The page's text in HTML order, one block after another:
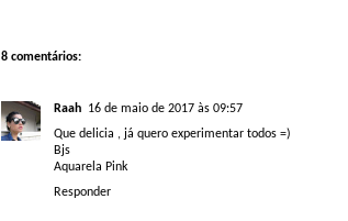
8 comentários:
Raah 16 de maio de 2017 às 09:57
Que delicia , já quero experimentar todos =)
Bjs
Aquarela Pink
Responder